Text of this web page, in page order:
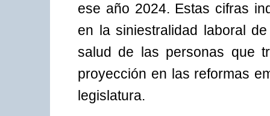
ese año 2024. Estas cifras
en la siniestralidad laboral
salud de las personas que
proyección en las reformas
legislatura.